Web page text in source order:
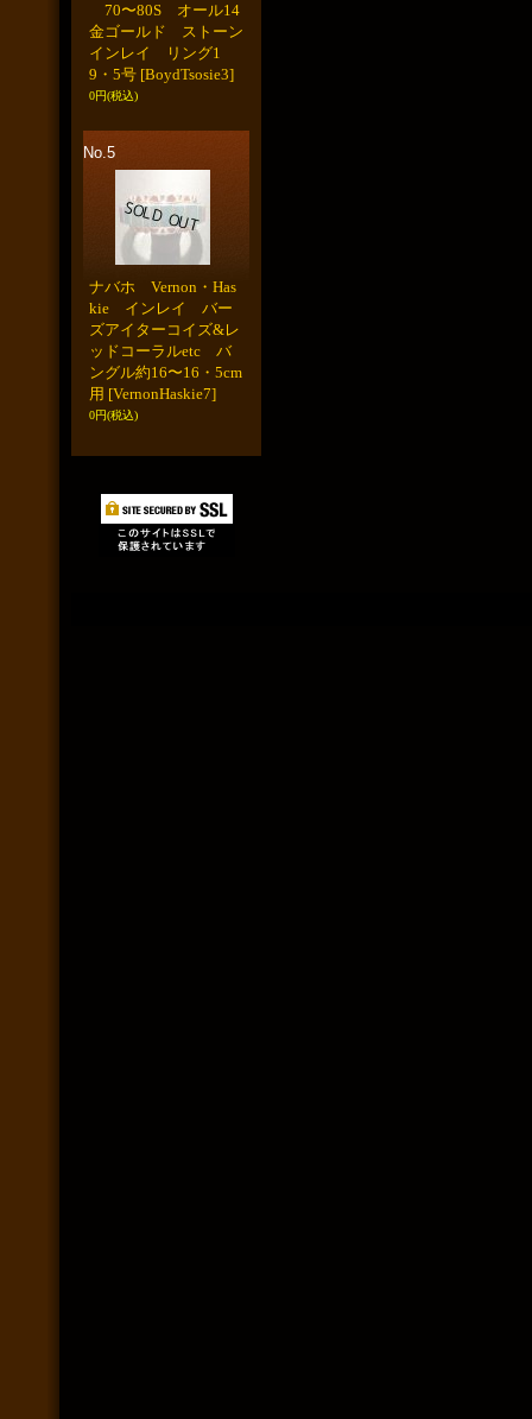
70〜80S オール14
金ゴールド ストーン
インレイ リング1
9・5号 [BoydTsosie3]
0円(税込)
No.5
ナバホ Vernon・Has
kie インレイ バー
ズアイターコイズ&レ
ッドコーラルetc バ
ングル約16〜16・5cm
用 [VernonHaskie7]
0円(税込)